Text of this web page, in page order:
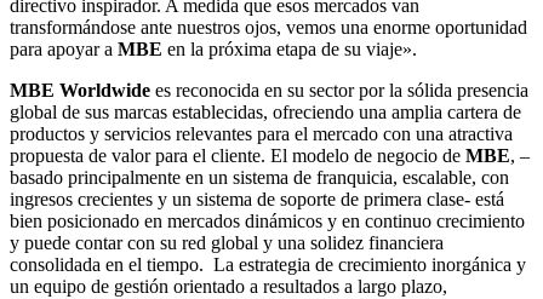
directivo inspirador. A medida que esos mercados van
transformándose ante nuestros ojos, vemos una enorme oportunidad
para apoyar a MBE en la próxima etapa de su viaje».
MBE Worldwide es reconocida en su sector por la sólida presencia
global de sus marcas establecidas, ofreciendo una amplia cartera de
productos y servicios relevantes para el mercado con una atractiva
propuesta de valor para el cliente. El modelo de negocio de MBE, –
basado principalmente en un sistema de franquicia, escalable, con
ingresos crecientes y un sistema de soporte de primera clase- está
bien posicionado en mercados dinámicos y en continuo crecimiento
y puede contar con su red global y una solidez financiera
consolidada en el tiempo. La estrategia de crecimiento inorgánica y
un equipo de gestión orientado a resultados a largo plazo,